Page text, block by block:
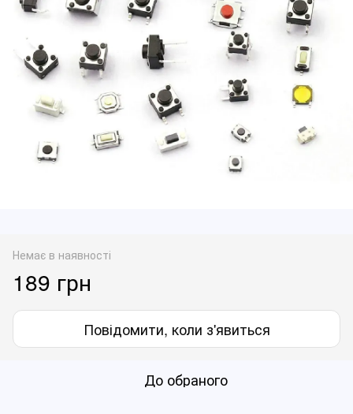
Немає в наявності
189 грн
Повідомити, коли з'явиться
До обраного